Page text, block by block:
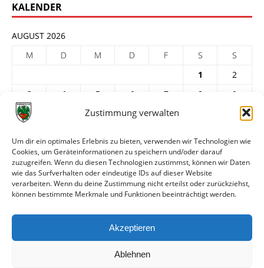
Zustimmung verwalten
Um dir ein optimales Erlebnis zu bieten, verwenden wir Technologien wie
Cookies, um Geräteinformationen zu speichern und/oder darauf
zuzugreifen. Wenn du diesen Technologien zustimmst, können wir Daten
wie das Surfverhalten oder eindeutige IDs auf dieser Website
verarbeiten. Wenn du deine Zustimmung nicht erteilst oder zurückziehst,
können bestimmte Merkmale und Funktionen beeinträchtigt werden.
Akzeptieren
Ablehnen
KALENDER
AUGUST 2026
M
D M D F S
S
1
2
3
4 5 6 7 8
9
10
12 13 14
24
25 26 27 28 29
31
« Juli
ARCHIV